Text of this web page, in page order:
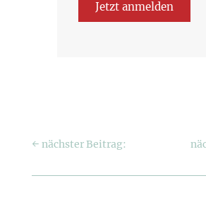
Jetzt anmelden
← nächster Beitrag: